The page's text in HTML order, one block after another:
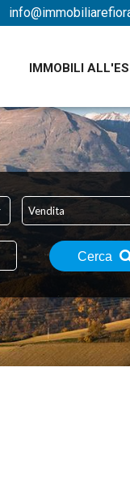
IMMOBILI
Vendita
Cerca